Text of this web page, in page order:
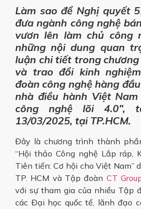
Làm sao để Nghị quyết
đưa ngành công nghệ
vươn lên làm chủ công
những nội dung quan
luận chi tiết trong
và trao đổi kinh
đoàn công nghệ hàng
nhà điều hành Việt
công nghệ lõi 4.0”,
13/03/2025, tại TP.HCM.
Đây là chương trình thành
“Hội thảo Công nghệ Lắp ráp,
Tiên tiến: Cơ hội cho Việt Nam”
TP. HCM và Tập đoàn CT
với sự tham gia của nhiều Tập
các Đại học quốc tế, lãnh đạo